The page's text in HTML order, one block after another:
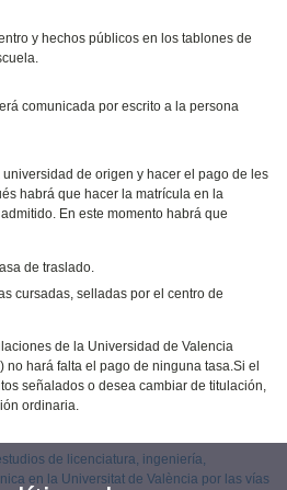
y hechos públicos en los tablones de
comunicada por escrito a la persona
de origen y hacer el pago de les
habrá que hacer la matrícula en la
En este momento habrá que
de traslado.
cursadas, selladas por el centro de
de la Universidad de Valencia
hará falta el pago de ninguna tasa.Si el
señalados o desea cambiar de titulación,
ordinaria.
de licenciatura, ingeniería,
en la Universitat de València por las vías